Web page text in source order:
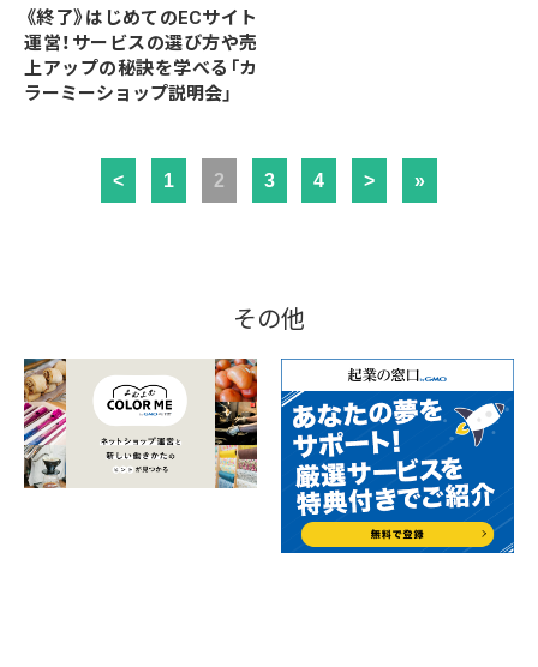
《終了》はじめてのECサイト
運営！サービスの選び方や売
上アップの秘訣を学べる「カ
ラーミーショップ説明会」
< 1 2 3 4 > »
その他